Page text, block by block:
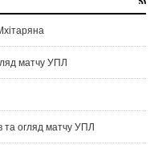
матчу УПЛ
та огляд матчу УПЛ